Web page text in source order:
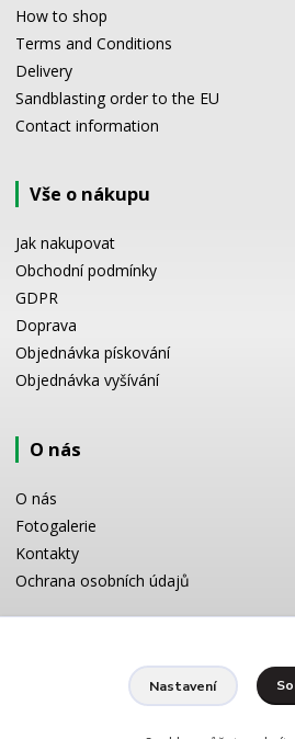
How to shop
Terms and Conditions
Delivery
Sandblasting order to the EU
Contact information
Vše o nákupu
Jak nakupovat
Obchodní podmínky
GDPR
Doprava
Objednávka pískování
Objednávka vyšívání
O nás
O nás
Fotogalerie
Kontakty
Ochrana osobních údajů
Potřebujete poradit s výběrem?
+420 728 772 566
Nastavení